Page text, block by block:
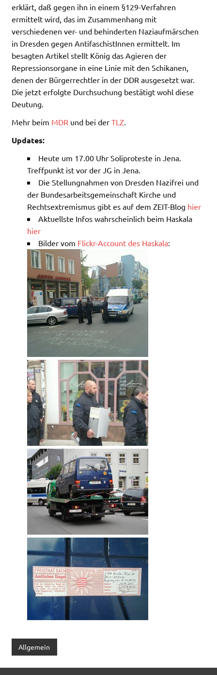
erklärt, daß gegen ihn in einem §129-Verfahren
ermittelt wird, das im Zusammenhang mit
verschiedenen ver- und behinderten Naziaufmärschen
in Dresden gegen AntifaschistInnen ermittelt. Im
besagten Artikel stellt König das Agieren der
Repressionsorgane in eine Linie mit den Schikanen,
denen der Bürgerrechtler in der DDR ausgesetzt war.
Die jetzt erfolgte Durchsuchung bestätigt wohl diese
Deutung.
Mehr beim MDR und bei der TLZ
Updates:
Heute um 17.00 Uhr Soliproteste in Jena.
Treffpunkt ist vor der JG in Jena.
Die Stellungnahmen von Dresden Nazifrei und
der Bundesarbeitsgemeinschaft Kirche und
Rechtsextremismus gibt es auf dem ZEIT-Blog hier
Aktuellste Infos wahrscheinlich beim Haskala
hier
Bilder vom Flickr-Account des Haskala:
Allgemein